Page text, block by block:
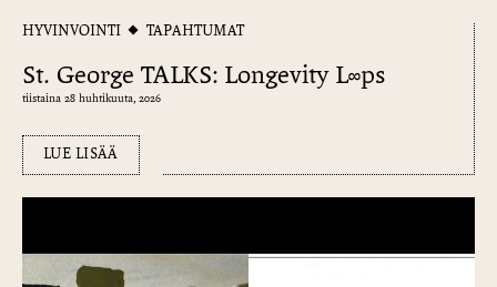
HYVINVOINTI TAPAHTUMAT
St. George TALKS: Longevity L∞ps
tiistaina 28 huhtikuuta, 2026
LUE LISÄÄ